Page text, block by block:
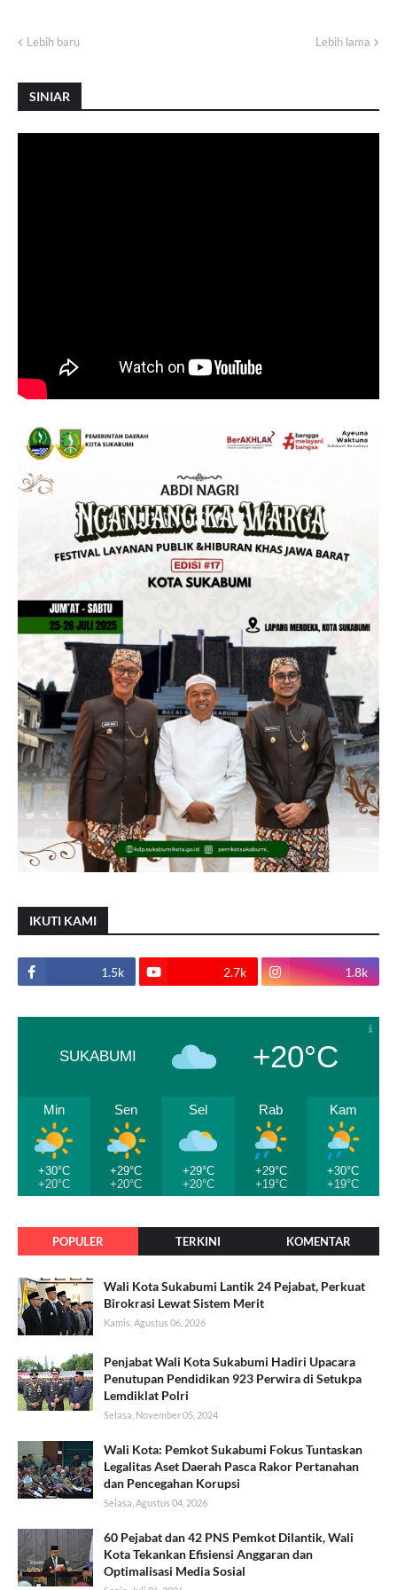
Lebih baru Lebih lama
SINIAR
IKUTI KAMI
1.5k 2.7k 1.8k
SUKABUMI +20°C
Min
+30°C
+20°C
Sen
+29°C
+20°C
Sel
+29°C
+20°C
Rab
+29°C
+19°C
Kam
+30°C
+19°C
POPULER TERKINI KOMENTAR
Wali Kota Sukabumi Lantik 24 Pejabat, Perkuat
Birokrasi Lewat Sistem Merit
Kamis, Agustus 06, 2026
Penjabat Wali Kota Sukabumi Hadiri Upacara
Penutupan Pendidikan 923 Perwira di Setukpa
Lemdiklat Polri
Selasa, November 05, 2024
Wali Kota: Pemkot Sukabumi Fokus Tuntaskan
Legalitas Aset Daerah Pasca Rakor Pertanahan
dan Pencegahan Korupsi
Selasa, Agustus 04, 2026
60 Pejabat dan 42 PNS Pemkot Dilantik, Wali
Kota Tekankan Efisiensi Anggaran dan
Optimalisasi Media Sosial